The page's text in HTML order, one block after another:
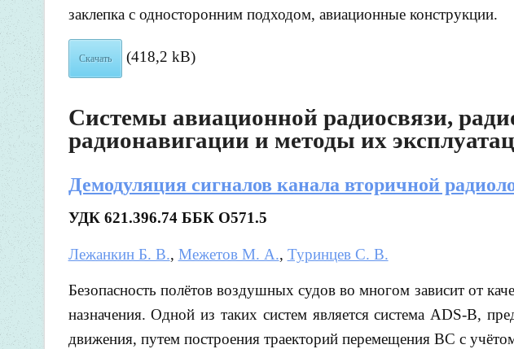
заклепка с односторонним подходом, авиационные конструкции.
Скачать (418,2 kB)
Системы авиационной радиосвязи,
радионавигации и методы их
Демодуляция сигналов канала вторичной
УДК 621.396.74 ББК О571.5
Лежанкин Б. В., Межетов М. А., Туринцев С. В.
Безопасность полётов воздушных судов во многом зависит от
назначения. Одной из таких систем является система ADS-B,
движения, путем построения траекторий перемещения ВС с